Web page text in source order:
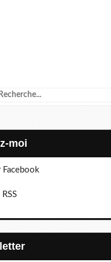
moi
Facebook